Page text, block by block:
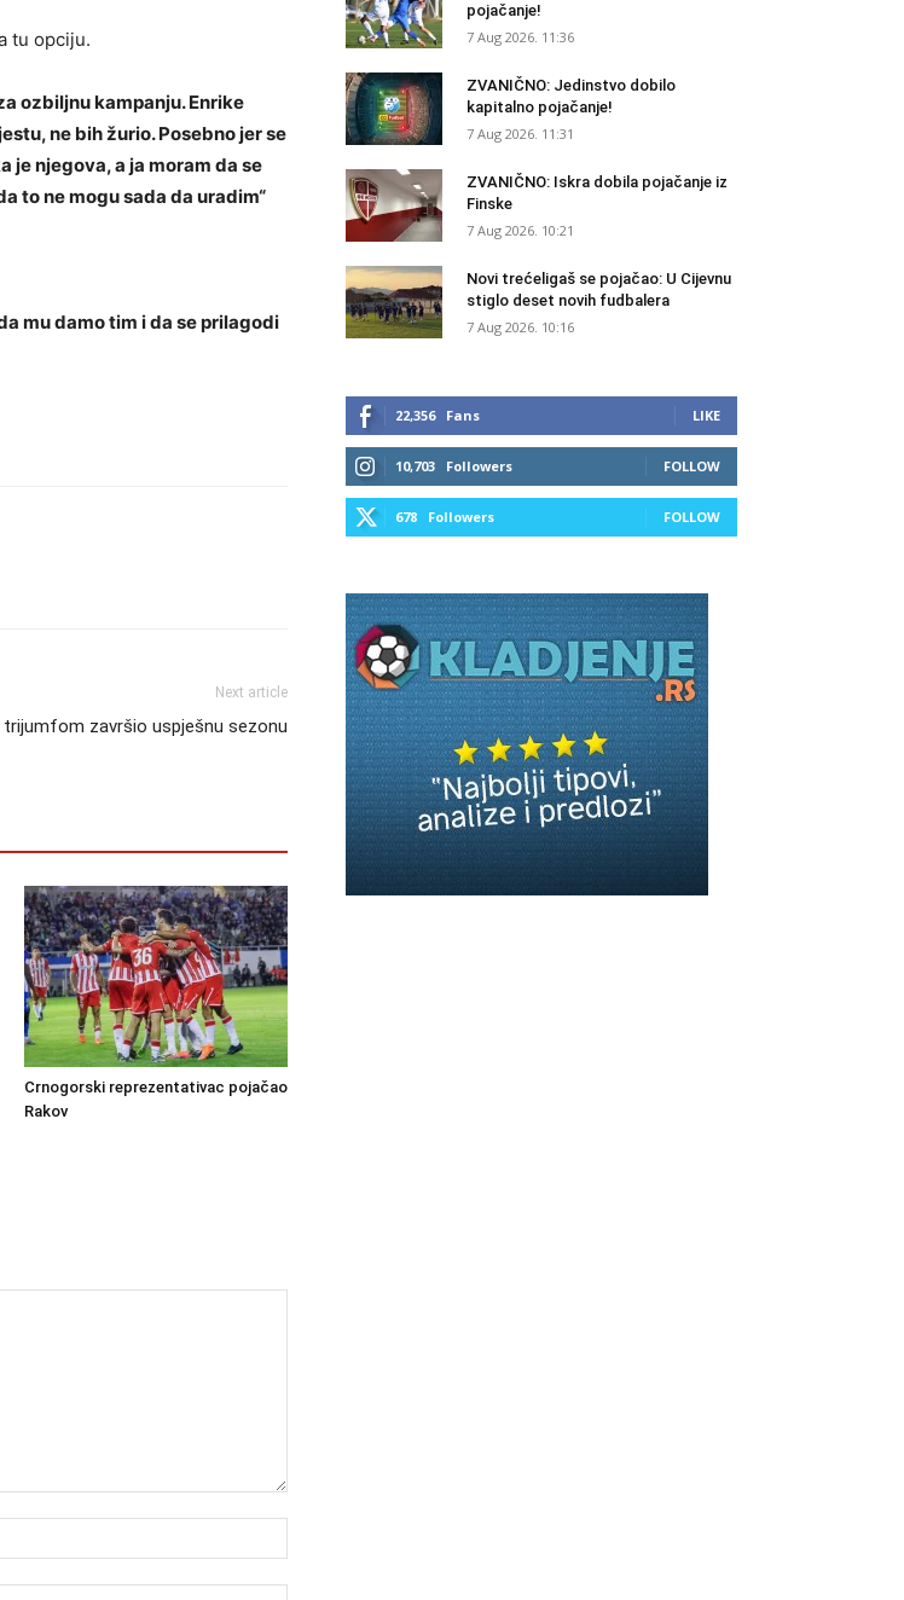
tu opciju.
ozbiljnu kampanju. Enrike
ne bih žurio. Posebno jer se
je njegova, a ja moram da se
to ne mogu sada da uradim“
mu damo tim i da se prilagodi
Next article
trijumfom završio uspješnu sezonu
Crnogorski reprezentativac pojačao
Rakov
pojačanje!
7 Aug 2026. 11:36
ZVANIČNO: Jedinstvo dobilo
kapitalno pojačanje!
7 Aug 2026. 11:31
ZVANIČNO: Iskra dobila pojačanje iz
Finske
7 Aug 2026. 10:21
Novi trećeligaš se pojačao: U Cijevnu
stiglo deset novih fudbalera
7 Aug 2026. 10:16
22,356 Fans LIKE
10,703 Followers FOLLOW
678 Followers FOLLOW